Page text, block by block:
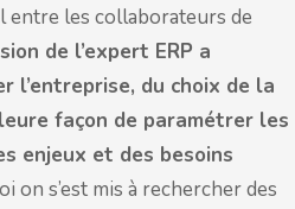
entre les collaborateurs de
de l’expert ERP a
l’entreprise, du choix de la
façon de paramétrer les
enjeux et des besoins
on s’est mis à rechercher des